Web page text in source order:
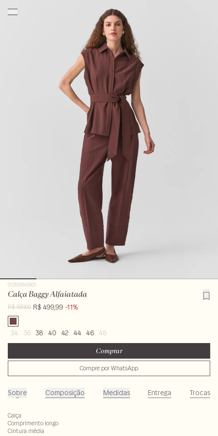
012610845001
Calça Baggy Alfaiatada
R$ 559,00 R$ 499,99 -11%
34 36 38 40 42 44 46 48
Comprar
Compre por WhatsApp
Sobre Composição Medidas Entrega Trocas
Calça
Comprimento longo
Cintura média